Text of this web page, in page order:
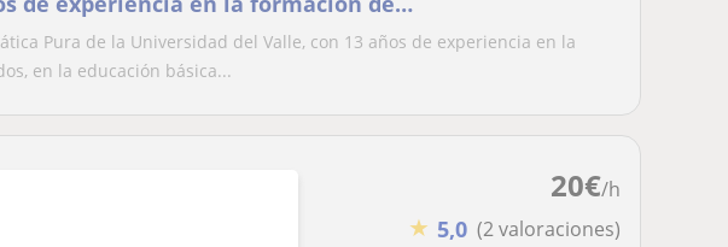
educación básica secundaria, media y
área de Matemáticas, con
Pura de la Universidad del Valle, con 13 años de experiencia en la
en la educación básica...
20€/h
★ 5,0 (2 valoraciones)